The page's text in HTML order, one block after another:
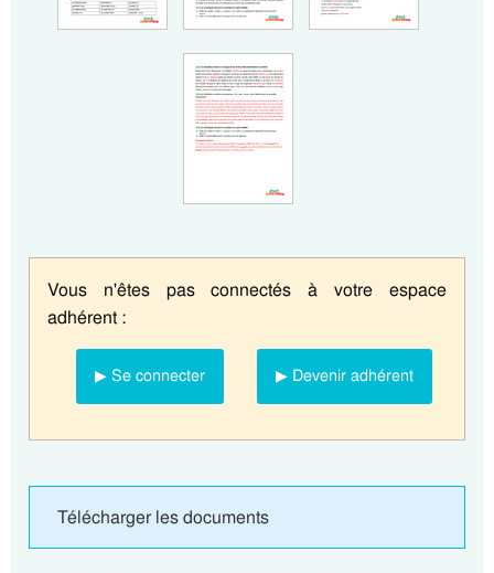
Vous n'êtes pas connectés à votre espace
adhérent :
▶ Se connecter ▶ Devenir adhérent
Télécharger les documents